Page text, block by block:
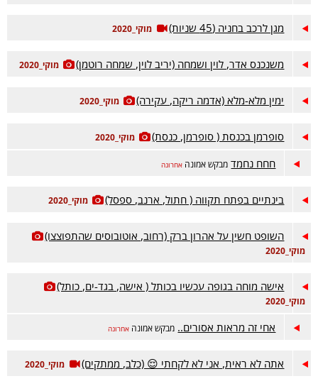
מגן לרכב בחניה (45 שניות) מוקי_2020
משנכנס אדר, לוין ושמחה (יריב לוין, שמחה רוטמן) מוקי_2020
ימין מלא-מלא (אדמה ריקה, עקירה) מוקי_2020
סופרמן בכנסת ( סופרמן, כנסת) מוקי_2020
חחח נחמד מבקש אמונה אחרונה
בינתיים בפתח תקווה ( חתול, ארנב, ספסל) מוקי_2020
השופט חשין על אהרון ברק (רחוב, אוטובוסים שהתפוצצו)
מוקי_2020
אישה מוחה בגופה עכשיו בכותל ( אישה, בגד-ים, כותל)
מוקי_2020
אחי זה מראות אסורים.. מבקש אמונה אחרונה
אתה לא ראית, אני לא לקחתי 😌 (כלב, ממתקים) מוקי_2020